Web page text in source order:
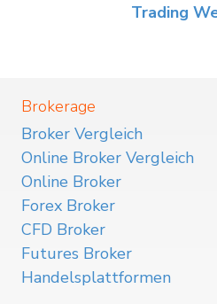
Trading
Brokerage
Broker Vergleich
Online Broker Vergleich
Online Broker
Forex Broker
CFD Broker
Futures Broker
Handelsplattformen